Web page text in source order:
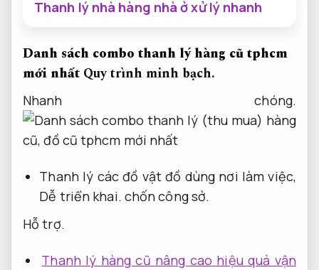
Thanh lý nhà hàng nhà ở xử lý nhanh
Danh sách combo thanh lý hàng cũ tphcm
mới nhất Quy trình minh bạch.
Nhanh chóng.
Thanh lý các đồ vật đồ dùng nơi làm việc,
Dễ triển khai. chốn công sở.
Hỗ trợ.
Thanh lý hàng cũ nâng cao hiệu quả vận